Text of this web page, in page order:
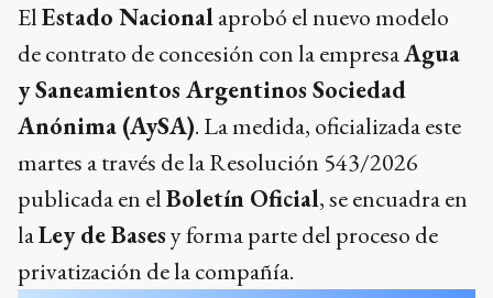
ElEstado Nacionalaprobó el nuevo modelo
de contrato de concesión con la empresaAgua
y Saneamientos Argentinos Sociedad
Anónima (AySA). La medida, oficializada este
martes a través de la Resolución 543/2026
publicada en elBoletín Oficial, se encuadra en
laLey de Basesy forma parte del proceso de
privatización de la compañía.